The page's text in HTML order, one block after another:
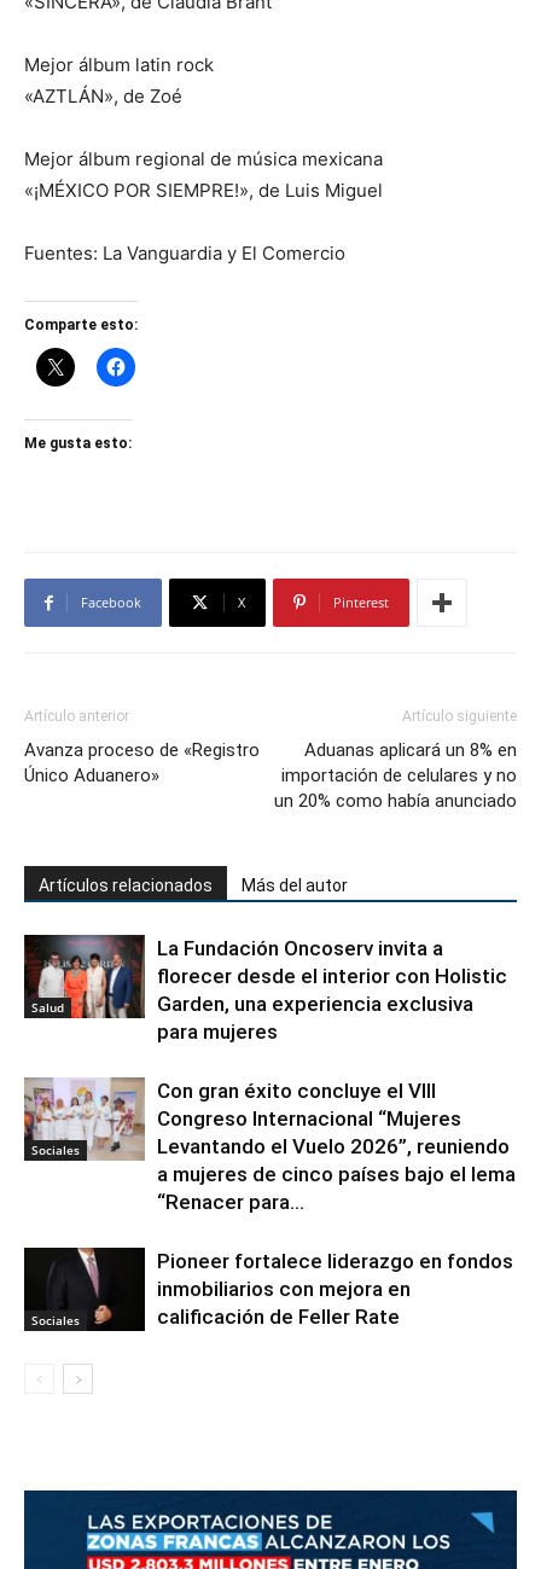
Mejor álbum latin rock
«AZTLÁN», de Zoé
Mejor álbum regional de música mexicana
«¡MÉXICO POR SIEMPRE!», de Luis Miguel
Fuentes: La Vanguardia y El Comercio
Comparte esto:
Me gusta esto:
Facebook X Pinterest
Artículo anterior
Avanza proceso de «Registro
Único Aduanero»
Artículo siguiente
Aduanas aplicará un 8% en
importación de celulares y no
un 20% como había anunciado
Artículos relacionados Más del autor
Salud
La Fundación Oncoserv invita a
florecer desde el interior con Holistic
Garden, una experiencia exclusiva
para mujeres
Sociales
Con gran éxito concluye el VIII
Congreso Internacional “Mujeres
Levantando el Vuelo 2026”, reuniendo
a mujeres de cinco países bajo el lema
“Renacer para...
Sociales
Pioneer fortalece liderazgo en fondos
inmobiliarios con mejora en
calificación de Feller Rate